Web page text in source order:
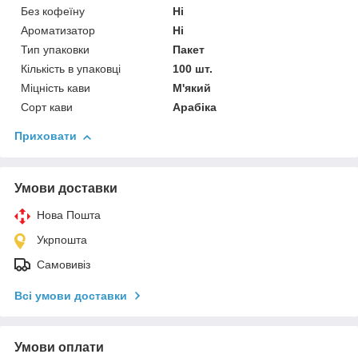
Без кофеїну
Ні
Ароматизатор
Ні
Тип упаковки
Пакет
Кількість в упаковці
100 шт.
Міцність кави
М'який
Сорт кави
Арабіка
Приховати
Умови доставки
Нова Пошта
Укрпошта
Самовивіз
Всі умови доставки
Умови оплати